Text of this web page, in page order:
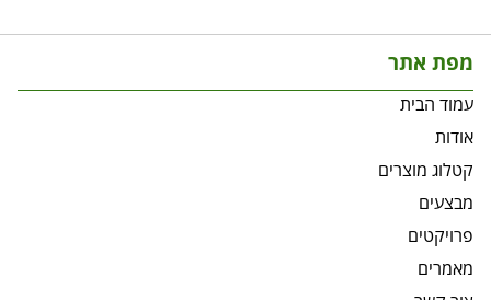
מפת אתר
עמוד הבית
אודות
קטלוג מוצרים
מבצעים
פרויקטים
מאמרים